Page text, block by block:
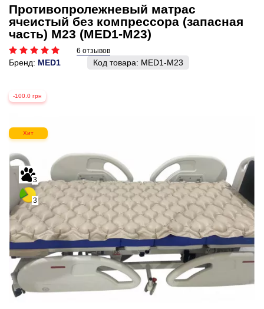
Противопролежневый матрас
ячеистый без компрессора (запасная
часть) M23 (MED1-M23)
6 отзывов
Бренд: MED1 Код товара: MED1-M23
-100.0 грн
Хит
3
3